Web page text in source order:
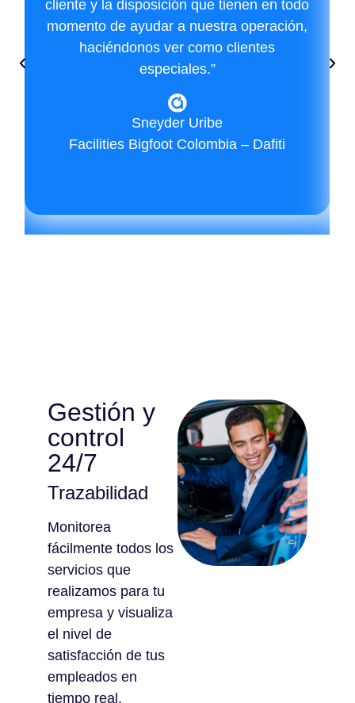
cliente y la disposición que tienen en todo
momento de ayudar a nuestra operación,
haciéndonos ver como clientes
especiales.”
Sneyder Uribe
Facilities Bigfoot Colombia – Dafiti
Gestión y
control
24/7
Trazabilidad
Monitorea
fácilmente todos los
servicios que
realizamos para tu
empresa y visualiza
el nivel de
satisfacción de tus
empleados en
tiempo real.